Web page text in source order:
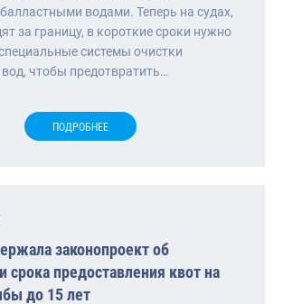
водами. Теперь на судах,
за границу, в короткие сроки нужно
системы очистки
чтобы предотвратить…
ПОДРОБНЕЕ
законопроект об
срока предоставления квот на
до 15 лет